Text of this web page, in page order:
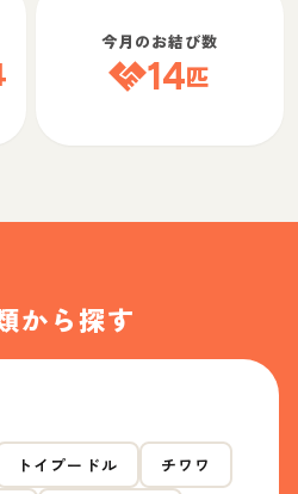
今月のお結び数
14匹
から探す
トイプードル チワワ